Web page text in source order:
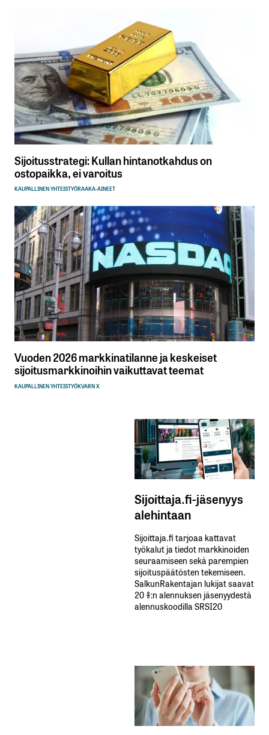
Sijoitusstrategi: Kullan hintanotkahdus on
ostopaikka, ei varoitus
KAUPALLINEN YHTEISTYÖRAAKA-AINEET
Vuoden 2026 markkinatilanne ja keskeiset
sijoitusmarkkinoihin vaikuttavat teemat
KAUPALLINEN YHTEISTYÖKVARN X
Sijoittaja.fi-jäsenyys
alehintaan
Sijoittaja.fi tarjoaa kattavat
työkalut ja tiedot markkinoiden
seuraamiseen sekä parempien
sijoituspäätösten tekemiseen.
SalkunRakentajan lukijat saavat
20 %:n alennuksen jäsenyydestä
alennuskoodilla SRSI20